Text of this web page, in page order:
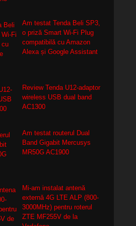
Am testat Tenda Beli SP3,
o priză Smart Wi-Fi Plug
compatibilă cu Amazon
Alexa și Google Assistant
Review Tenda U12-adaptor
wireless USB dual band
AC1300
Am testat routerul Dual
Band Gigabit Mercusys
MR50G AC1900
Mi-am instalat antenă
externă 4G LTE ALP (800-
3000MHz) pentru roterul
ZTE MF255V de la